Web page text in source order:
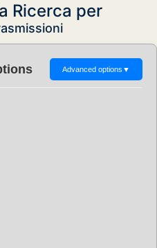
Ricerca per
Advanced options ▼